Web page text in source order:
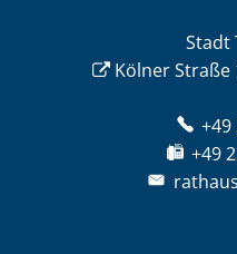
Stadt
Kölner Straße
+49
+49